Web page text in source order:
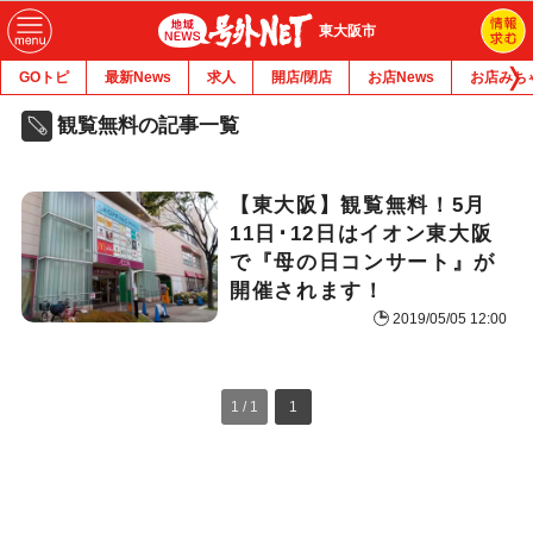
東大阪市
GOトピ 最新News 求人 開店/閉店 お店News お店みち
観覧無料の記事一覧
【東大阪】観覧無料！5月
11日･12日はイオン東大阪
で『母の日コンサート』が
開催されます！
2019/05/05 12:00
1 / 1 1